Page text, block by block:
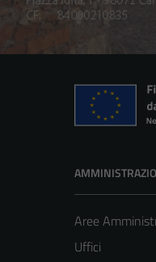
Aree
Uffici